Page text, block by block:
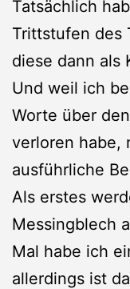
Tatsächlich
Trittstufen des
diese dann als
Und weil ich
Worte über
verloren habe,
ausführliche
Als erstes
Messingblech
Mal habe ich
allerdings ist